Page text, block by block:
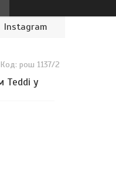
Instagram
Teddi у
Код:рош 1137/2